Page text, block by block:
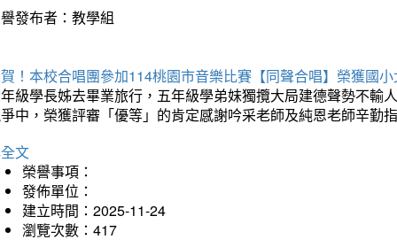
發布者：教學組
！本校合唱團參加114桃園市音樂比賽【同聲合唱】榮獲國
級學長姊去畢業旅行，五年級學弟妹獨攬大局建德聲勢不輸
中，榮獲評審「優等」的肯定感謝吟采老師及純恩老師辛勤
文
榮譽事項：
發佈單位：
建立時間：2025-11-24
瀏覽次數：417